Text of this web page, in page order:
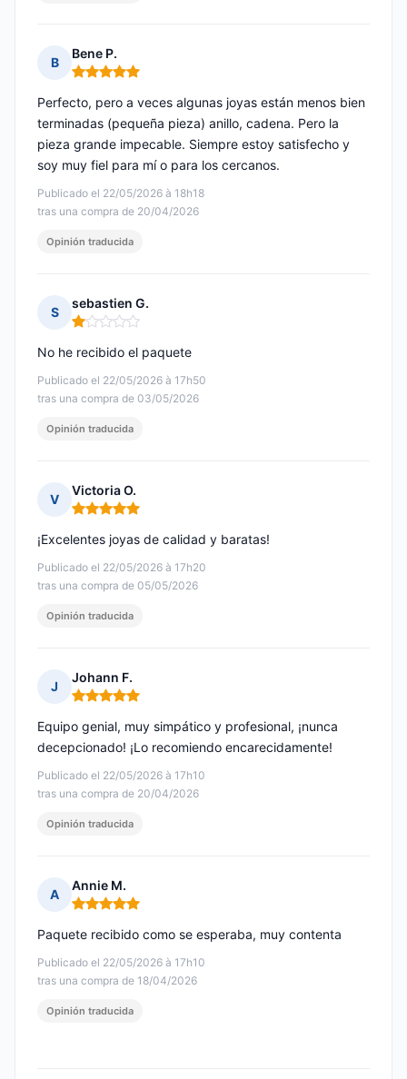
B
Bene P.
Nota: 5 de 5
Publicado el 22/05/2026 à 18h18
tras una compra de 20/04/2026
Perfecto, pero a veces algunas joyas están menos bien
terminadas (pequeña pieza) anillo, cadena. Pero la
pieza grande impecable. Siempre estoy satisfecho y
soy muy fiel para mí o para los cercanos.
Opinión traducida
S
sebastien G.
Nota: 1 de 5
Publicado el 22/05/2026 à 17h50
tras una compra de 03/05/2026
No he recibido el paquete
Opinión traducida
V
Victoria O.
Nota: 5 de 5
Publicado el 22/05/2026 à 17h20
tras una compra de 05/05/2026
¡Excelentes joyas de calidad y baratas!
Opinión traducida
J
Johann F.
Nota: 5 de 5
Publicado el 22/05/2026 à 17h10
tras una compra de 20/04/2026
Equipo genial, muy simpático y profesional, ¡nunca
decepcionado! ¡Lo recomiendo encarecidamente!
Opinión traducida
A
Annie M.
Nota: 5 de 5
Publicado el 22/05/2026 à 17h10
tras una compra de 18/04/2026
Paquete recibido como se esperaba, muy contenta
Opinión traducida